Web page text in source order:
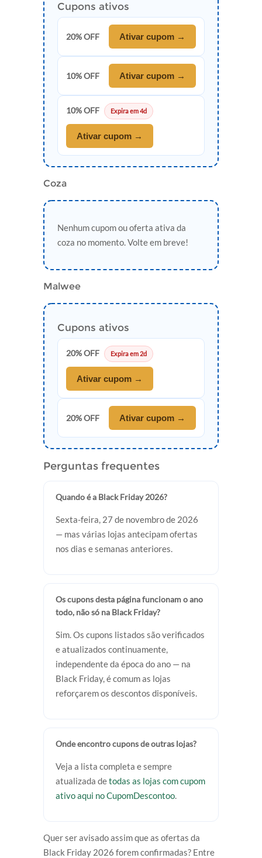
Cupons ativos
20% OFF Ativar cupom →
10% OFF Ativar cupom →
10% OFF Expira em 4d
Ativar cupom →
Coza
Nenhum cupom ou oferta ativa da
coza no momento. Volte em breve!
Malwee
Cupons ativos
20% OFF Expira em 2d
Ativar cupom →
20% OFF Ativar cupom →
Perguntas frequentes
Quando é a Black Friday 2026?
Sexta-feira, 27 de novembro de 2026
— mas várias lojas antecipam ofertas
nos dias e semanas anteriores.
Os cupons desta página funcionam o ano
todo, não só na Black Friday?
Sim. Os cupons listados são verificados
e atualizados continuamente,
independente da época do ano — na
Black Friday, é comum as lojas
reforçarem os descontos disponíveis.
Onde encontro cupons de outras lojas?
Veja a lista completa e sempre
atualizada detodas as lojas com cupom
ativo aqui no CupomDescontoo.
Quer ser avisado assim que as ofertas da
Black Friday 2026 forem confirmadas? Entre